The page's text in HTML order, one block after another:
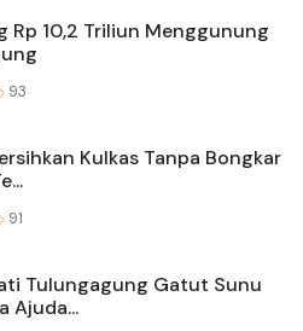
Rp 10,2 Triliun Menggunung
93
Kulkas Tanpa Bongkar
91
Tulungagung Gatut Sunu
Ajuda...